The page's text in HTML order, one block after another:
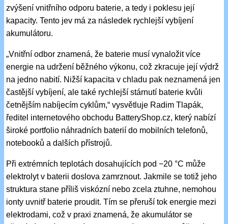
zvýšení vnitřního odporu baterie, a tedy i poklesu její
kapacity. Tento jev má za následek rychlejší vybíjení
akumulátoru.
„Vnitřní odbor znamená, že baterie musí vynaložit více
energie na udržení běžného výkonu, což zkracuje její výdrž
na jedno nabití. Nižší kapacita v chladu pak neznamená jen
častější vybíjení, ale také rychlejší stárnutí baterie kvůli
četnějším nabíjecím cyklům,“ vysvětluje Radim Tlapák,
ředitel internetového obchodu BatteryShop.cz, který nabízí
široké portfolio náhradních baterií do mobilních telefonů,
notebooků a dalších přístrojů.
Při extrémních teplotách dosahujících pod −20 °C může
elektrolyt v baterii doslova zamrznout. Jakmile se totiž jeho
struktura stane příliš viskózní nebo zcela ztuhne, nemohou
ionty uvnitř baterie proudit. Tím se přeruší tok energie mezi
elektrodami, což v praxi znamená, že akumulátor se